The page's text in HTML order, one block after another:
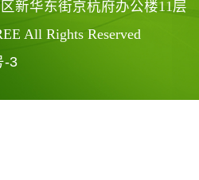
新华东街京杭府办公楼11层
All Rights Reserved
-3